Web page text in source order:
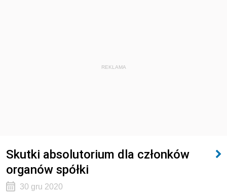
REKLAMA
Skutki absolutorium dla członków
organów spółki
30 gru 2020